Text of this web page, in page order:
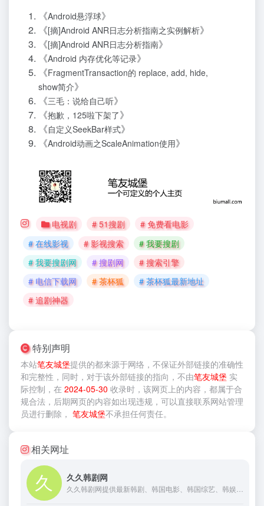
《Android悬浮球》
《[摘]Android ANR日志分析指南之实例解析》
《[摘]Android ANR日志分析指南》
《Android 内存优化等记录》
《FragmentTransaction的 replace, add, hide,
show简介》
《三毛：说给自己听》
《抱歉，125啦下架了》
《自定义SeekBar样式》
《Android动画之ScaleAnimation使用》
电视剧 # 51搜剧
# 免费看电影
# 在线影视
# 影视搜索
# 我要搜剧
# 我要搜剧网
# 搜剧网
# 搜索引擎
# 电信下载网
# 茶杯狐
# 茶杯狐最新地址
# 追剧神器
特别声明
本站笔友城堡提供的都来源于网络，不保证外部链接的准确性
和完整性，同时，对于该外部链接的指向，不由笔友城堡 实
际控制，在 2024-05-30 收录时，该网页上的内容，都属于合
规合法，后期网页的内容如出现违规，可以直接联系网站管理
员进行删除， 笔友城堡不承担任何责任。
相关网址
久久韩剧网
久久韩剧网提供最新韩剧、韩国电影、韩国综艺、韩娱新闻、韩剧海报剧照、韩国明星资料、韩剧OST、韩剧剧情及韩剧收视率等的介绍和评论，久久手机韩剧网就上99hanju.com。